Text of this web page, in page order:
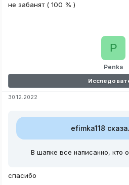
не забанят ( 100 % )
Penka
P
30.12.2022
efimka118
В шапке все написанно, кто
спасибо